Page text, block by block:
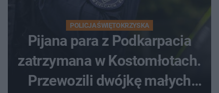
POLICJA ŚWIĘTOKRZYSKA
Pijana para z Podkarpacia
zatrzymana w Kostomłotach.
Przewozili dwójkę małych